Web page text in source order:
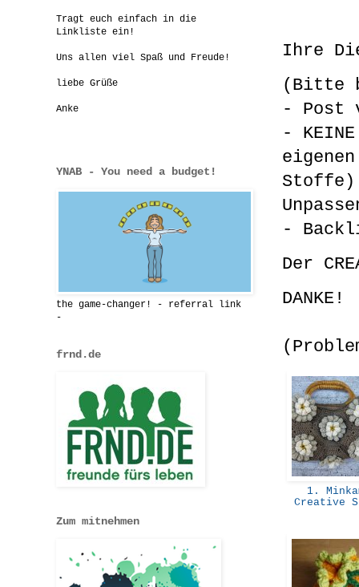
Ihre
(Bitte
- Post
-
-
Der
DANKE!
1.
Creative
Tragt euch einfach in die
Linkliste ein!
Uns allen viel Spaß und Freude!
liebe Grüße
Anke
YNAB - You need a budget!
the game-changer! - referral link
-
frnd.de
Zum mitnehmen